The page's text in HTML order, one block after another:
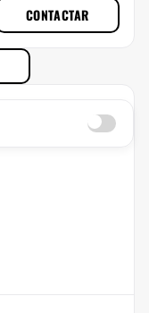
CONTACTAR